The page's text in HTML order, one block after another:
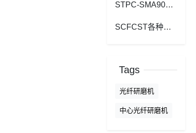
STPC-SMA905石英通信光纤
SCFCST各种接头长度可定制工控光纤线STPC-STPC
Tags
光纤研磨机
中心光纤研磨机